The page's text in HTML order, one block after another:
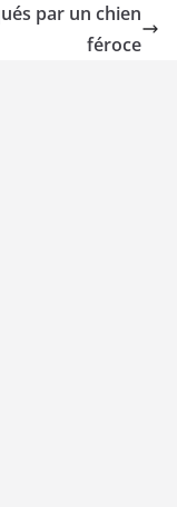
par un chien
féroce